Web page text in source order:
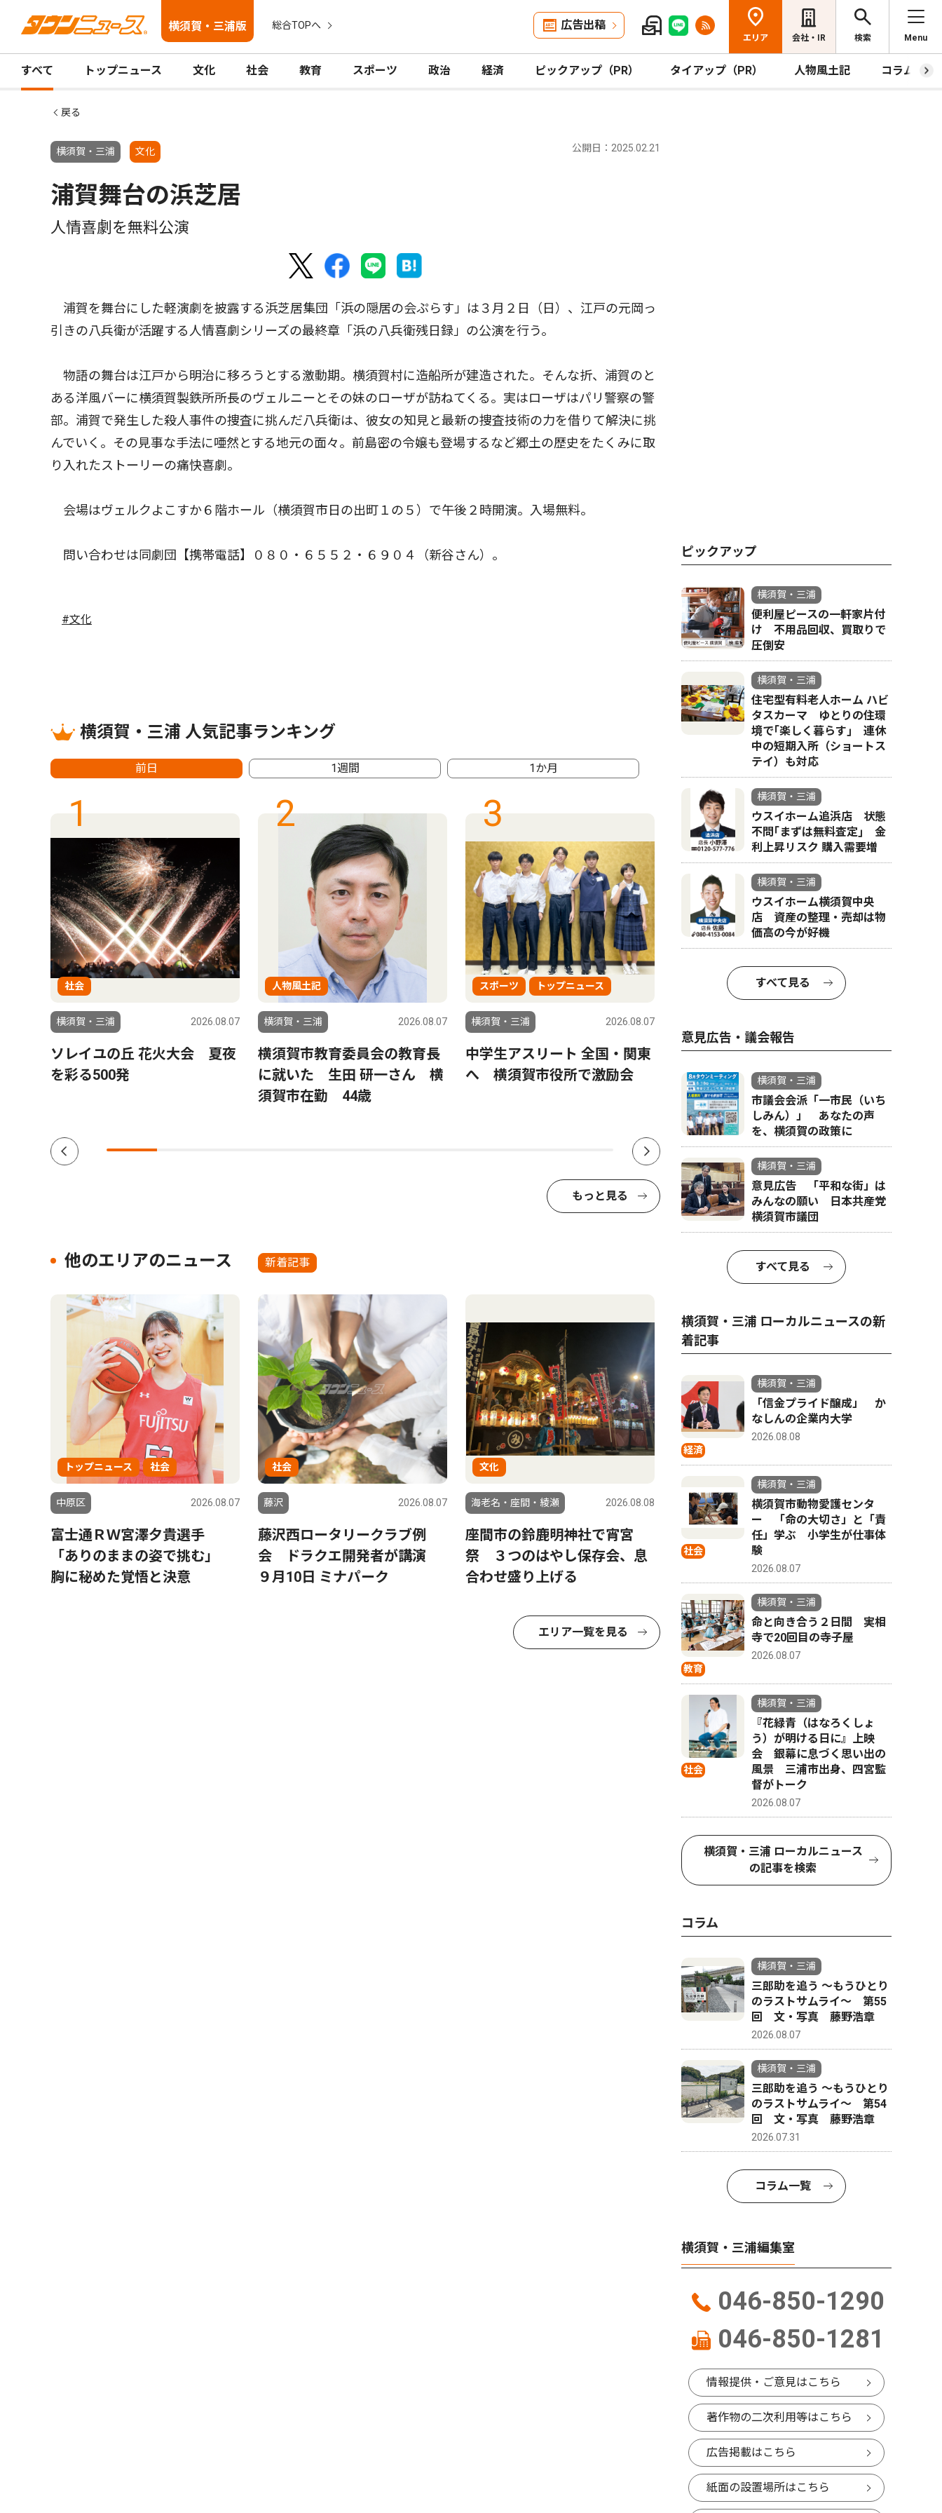
横須賀・三浦版 総合TOPへ 広告出稿
エリア 会社・IR 検索 Menu
すべて トップニュース 文化 社会 教育 スポーツ 政治 経済 ピックアップ（PR） タイアップ（PR） 人物風土記 コラム
戻る
横須賀・三浦 文化 公開日：2025.02.21
浦賀舞台の浜芝居
人情喜劇を無料公演
浦賀を舞台にした軽演劇を披露する浜芝居集団「浜の隠居の会ぷらす」は３月２日（日）、江戸の元岡っ
引きの八兵衛が活躍する人情喜劇シリーズの最終章「浜の八兵衛残日録」の公演を行う。
物語の舞台は江戸から明治に移ろうとする激動期。横須賀村に造船所が建造された。そんな折、浦賀のと
ある洋風バーに横須賀製鉄所所長のヴェルニーとその妹のローザが訪ねてくる。実はローザはパリ警察の警
部。浦賀で発生した殺人事件の捜査に挑んだ八兵衛は、彼女の知見と最新の捜査技術の力を借りて解決に挑
んでいく。その見事な手法に唖然とする地元の面々。前島密の令嬢も登場するなど郷土の歴史をたくみに取
り入れたストーリーの痛快喜劇。
会場はヴェルクよこすか６階ホール（横須賀市日の出町１の５）で午後２時開演。入場無料。
問い合わせは同劇団【携帯電話】０８０・６５５２・６９０４（新谷さん）。
#文化
横須賀・三浦 人気記事ランキング
前日 1週間 1か月
1
社会
横須賀・三浦 2026.08.07
ソレイユの丘 花火大会 夏夜
を彩る500発
2
人物風土記
横須賀・三浦 2026.08.07
横須賀市教育委員会の教育長
に就いた 生田 研一さん 横
須賀市在勤 44歳
3
スポーツ トップニュース
横須賀・三浦 2026.08.07
中学生アスリート 全国・関東
へ 横須賀市役所で激励会
4
ビーチに響く魂の叫び 三崎
海岸でゴスペルライブ
横須賀
ぶ 小学
もっと見る
他のエリアのニュース 新着記事
トップニュース 社会
中原区 2026.08.07
富士通ＲＷ宮澤夕貴選手
「ありのままの姿で挑む」
胸に秘めた覚悟と決意
社会
藤沢 2026.08.07
藤沢西ロータリークラブ例
会 ドラクエ開発者が講演
９月10日 ミナパーク
文化
海老名・座間・綾瀬 2026.08.08
座間市の鈴鹿明神社で宵宮
祭 ３つのはやし保存会、息
合わせ盛り上げる
エリア一覧を見る
ピックアップ
横須賀・三浦
便利屋ピースの一軒家片付
け 不用品回収、買取りで
圧倒安
横須賀・三浦
住宅型有料老人ホーム ハビ
タスカーマ ゆとりの住環
境で｢楽しく暮らす｣ 連休
中の短期入所（ショートス
テイ）も対応
横須賀・三浦
ウスイホーム追浜店 状態
不問｢まずは無料査定｣ 金
利上昇リスク 購入需要増
横須賀・三浦
ウスイホーム横須賀中央
店 資産の整理・売却は物
価高の今が好機
すべて見る
意見広告・議会報告
横須賀・三浦
市議会会派「一市民（いち
しみん）」 あなたの声
を、横須賀の政策に
横須賀・三浦
意見広告 「平和な街」は
みんなの願い 日本共産党
横須賀市議団
すべて見る
横須賀・三浦 ローカルニュースの新
着記事
経済
横須賀・三浦
「信金プライド醸成」 か
なしんの企業内大学
2026.08.08
社会
横須賀・三浦
横須賀市動物愛護センタ
ー 「命の大切さ」と「責
任」学ぶ 小学生が仕事体
験
2026.08.07
教育
横須賀・三浦
命と向き合う２日間 実相
寺で20回目の寺子屋
2026.08.07
社会
横須賀・三浦
『花緑青（はなろくしょ
う）が明ける日に』上映
会 銀幕に息づく思い出の
風景 三浦市出身、四宮監
督がトーク
2026.08.07
横須賀・三浦 ローカルニュース
の記事を検索
コラム
横須賀・三浦
三郎助を追う 〜もうひとり
のラストサムライ〜 第55
回 文・写真 藤野浩章
2026.08.07
横須賀・三浦
三郎助を追う 〜もうひとり
のラストサムライ〜 第54
回 文・写真 藤野浩章
2026.07.31
コラム一覧
横須賀・三浦編集室
046-850-1290
046-850-1281
情報提供・ご意見はこちら
著作物の二次利用等はこちら
広告掲載はこちら
紙面の設置場所はこちら